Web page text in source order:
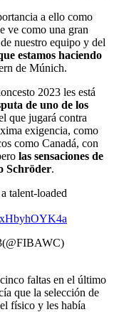
a ello como
ve como una gran
nuestro equipo y del
estamos haciendo
de Múnich.
2023 les está
de uno de los
que jugará contra
exigencia, como
como Canadá, con
las sensaciones de
Schröder.
talent-loaded
faltas en el último
que la selección de
físico y les había